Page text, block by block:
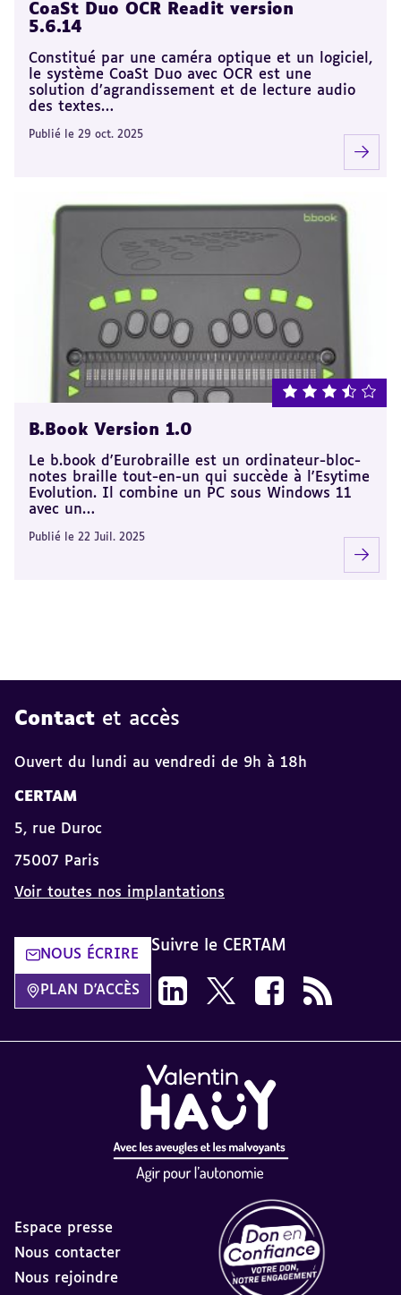
CoaSt Duo OCR Readit version
5.6.14
Constitué par une caméra optique et un logiciel,
le système CoaSt Duo avec OCR est une
solution d’agrandissement et de lecture audio
des textes…
Publié le 29 oct. 2025
note : 3.5 sur 5
B.Book Version 1.0
Le b.book d'Eurobraille est un ordinateur-bloc-
notes braille tout-en-un qui succède à l'Esytime
Evolution. Il combine un PC sous Windows 11
avec un…
Publié le 22 Juil. 2025
Contact et accès
Ouvert du lundi au vendredi de 9h à 18h
CERTAM
5, rue Duroc
75007 Paris
Voir toutes nos implantations
NOUS ÉCRIRE
PLAN D'ACCÈS
Suivre le CERTAM
Suivez-nous sur LinkedIn
Suivez-nous sur X
Suivez-nous sur
Flux RSS
Espace presse
Nous contacter
Nous rejoindre